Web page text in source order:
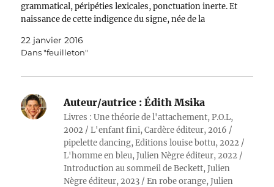
grammatical, péripéties lexicales, ponctuation inerte. Et
naissance de cette indigence du signe, née de la
graphiques. VM n'écrivait…
22 janvier 2016
Dans "feuilleton"
Auteur/autrice : Édith Msika
Livres : Une théorie de l'attachement, P.O.L,
2002 / L'enfant fini, Cardère éditeur, 2016 /
pipelette dancing, Editions louise bottu, 2022 /
L'homme en bleu, Julien Nègre éditeur, 2022 /
Introduction au sommeil de Beckett, Julien
Nègre éditeur, 2023 / En robe orange, Julien